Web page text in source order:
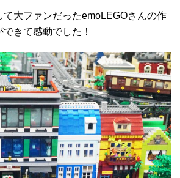
て大ファンだったemoLEGOさんの作
きて感動でした！